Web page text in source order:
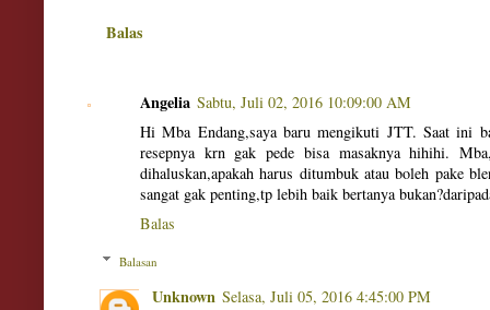
Balas
Angelia Sabtu, Juli 02, 2016 10:09:00 AM
Hi Mba Endang,saya baru mengikuti JTT. Saat ini
resepnya krn gak pede bisa masaknya hihihi.
dihaluskan,apakah harus ditumbuk atau boleh pake
sangat gak penting,tp lebih baik bertanya
Balas
Balasan
Unknown Selasa, Juli 05, 2016 4:45:00 PM